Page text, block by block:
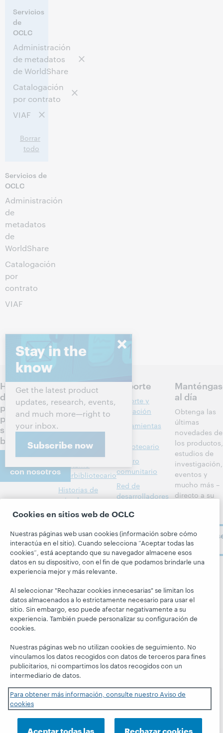
Servicios
de
OCLC
Administración
de metadatos
de WorldShare
Catalogación
por contrato
VIAF
Borrar
todo
Servicios de
OCLC
Administración
de
metadatos
de
WorldShare
Catalogación
por
contrato
VIAF
Stay in the
know
Get the latest product
updates, research, events,
and much more—right to
your inbox.
Subscribe now
Hablemos
de los
próximos
pasos para
su
biblioteca
con nosotros
Acerca
Acerca de
Carreras
Respeto y
pertenencia
financieros
Dirección
Membresía
Productos
Descubrimiento
y referencia
Metadatos
Préstamo
interbibliotecario
Historias de
miembros
Todos los
servicios »
Aprenda
Investigación
Eventos
Seminarios
web a la carta
Soporte
Soporte y
formación
Herramientas
bibliotecario
Centro
comunitario
Red de
desarrolladores
BibFormats
sistema
Blogs
Blog Next
Hanging
Together
President's
al día
Obtenga las
últimas
novedades de
los productos,
estudios de
investigación,
eventos y
mucho más –
directo a su
ahora
OCLC
© 2026 OCLC Marcas comerciales y/o marcas de
servicios nacionales e internacionales de OCLC, Inc. y de
sus miembros.
Declaración de privacidad Aviso de cookies
Cookies en sitios web de OCLC
Nuestras páginas web usan cookies (información sobre cómo
interactúa en el sitio). Cuando selecciona “Aceptar todas las
cookies”, está aceptando que su navegador almacene esos
datos en su dispositivo, con el fin de que podamos brindarle una
experiencia mejor y más relevante.
Al seleccionar "Rechazar cookies innecesarias" se limitan los
datos almacenados a lo estrictamente necesario para usar el
sitio. Sin embargo, eso puede afectar negativamente a su
experiencia. También puede personalizar su configuración de
cookies.
Nuestras páginas web no utilizan cookies de seguimiento. No
vinculamos los datos recogidos con datos de terceros para fines
publicitarios, ni compartimos los datos recogidos con un
intermediario de datos.
Para obtener más información, consulte nuestro Aviso de
cookies
Aceptar todas las Rechazar cookies